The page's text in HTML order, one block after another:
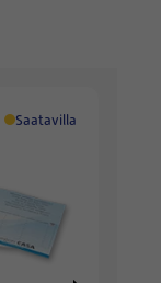
Saatavilla